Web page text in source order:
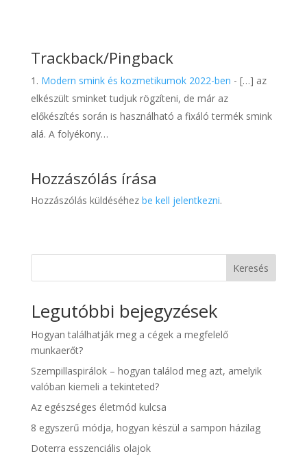
Trackback/Pingback
Modern smink és kozmetikumok 2022-ben - […] az
elkészült sminket tudjuk rögzíteni, de már az
előkészítés során is használható a fixáló termék smink
alá. A folyékony…
Hozzászólás írása
Hozzászólás küldéséhez be kell jelentkezni.
Keresés
Legutóbbi bejegyzések
Hogyan találhatják meg a cégek a megfelelő
munkaerőt?
Szempillaspirálok – hogyan találod meg azt, amelyik
valóban kiemeli a tekinteted?
Az egészséges életmód kulcsa
8 egyszerű módja, hogyan készül a sampon házilag
Doterra esszenciális olajok